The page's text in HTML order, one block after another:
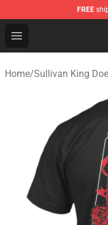
FREE
Open menu
Sullivan King
Home/Sullivan King